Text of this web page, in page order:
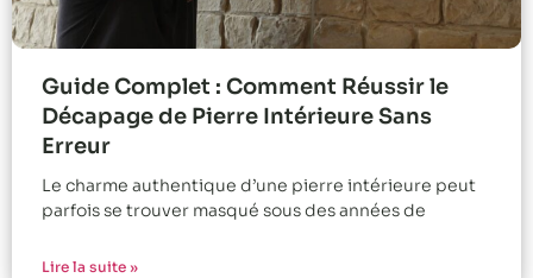
Guide Complet : Comment Réussir le
Décapage de Pierre Intérieure Sans
Erreur
Le charme authentique d’une pierre intérieure peut
parfois se trouver masqué sous des années de
Lire la suite »